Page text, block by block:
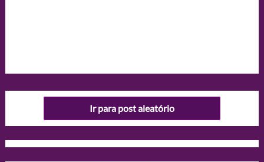
Ir para post aleatório